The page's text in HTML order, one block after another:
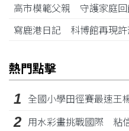
高市模範父親 守護家庭
寫鹿港日記 科博館再現
熱門點擊
1 全國小學田徑賽最速
2 用水彩畫挑戰國際 粘